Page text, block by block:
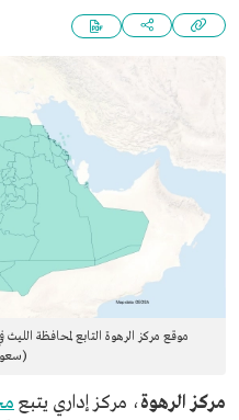
موقع مركز الرهوة التابع لمحافظة
مركز الرهوة، مركز إداري يتبع